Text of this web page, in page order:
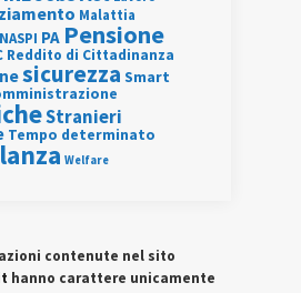
Malattia
NASPI PA Pensione
Reddito di Cittadinanza
sicurezza Smart
Stranieri
Tempo determinato
Welfare
contenute nel sito
hanno carattere unicamente